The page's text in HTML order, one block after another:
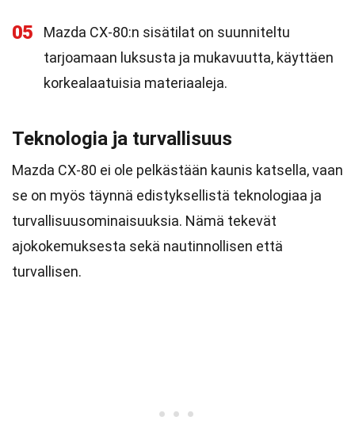
05
Mazda CX-80:n sisätilat on suunniteltu
tarjoamaan luksusta ja mukavuutta, käyttäen
korkealaatuisia materiaaleja.
Teknologia ja turvallisuus
Mazda CX-80 ei ole pelkästään kaunis katsella, vaan
se on myös täynnä edistyksellistä teknologiaa ja
turvallisuusominaisuuksia. Nämä tekevät
ajokokemuksesta sekä nautinnollisen että
turvallisen.